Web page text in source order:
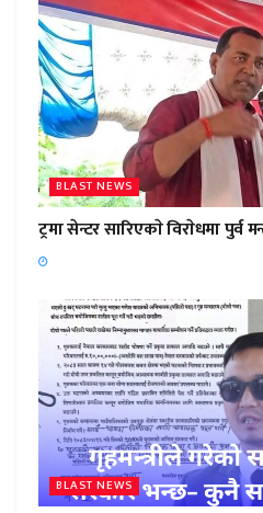
BLAST NEWS
ट्रमा सेन्टर सारिएकाे विराेधमा पुर्व
BLAST NEWS